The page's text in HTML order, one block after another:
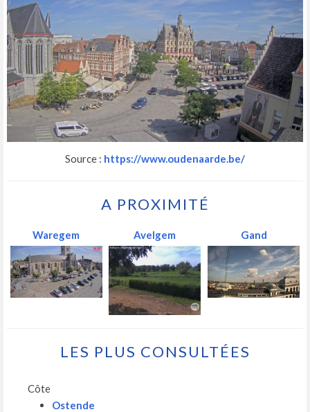
Source : https://www.oudenaarde.be/
A PROXIMITÉ
Waregem Avelgem Gand
LES PLUS CONSULTÉES
Côte
Ostende